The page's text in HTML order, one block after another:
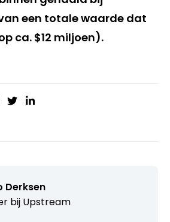
een totale waarde dat
ca. $12 miljoen).
Derksen
bij Upstream